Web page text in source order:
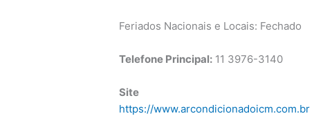
Feriados Nacionais e Locais: Fechado
Telefone Principal: 11 3976-3140
Site
https://www.arcondicionadoicm.com.br